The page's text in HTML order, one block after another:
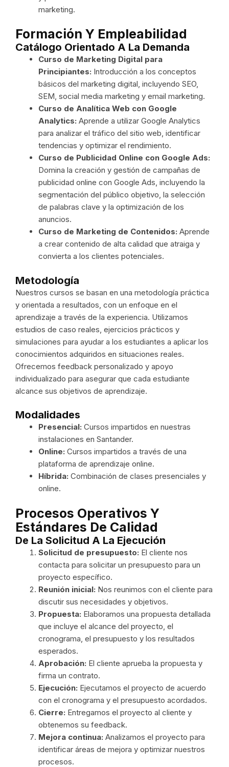
marketing.
Formación Y Empleabilidad
Catálogo Orientado A La Demanda
Curso de Marketing Digital para
Principiantes: Introducción a los conceptos
básicos del marketing digital, incluyendo SEO,
SEM, social media marketing y email marketing.
Curso de Analítica Web con Google
Analytics: Aprende a utilizar Google Analytics
para analizar el tráfico del sitio web, identificar
tendencias y optimizar el rendimiento.
Curso de Publicidad Online con Google Ads:
Domina la creación y gestión de campañas de
publicidad online con Google Ads, incluyendo la
segmentación del público objetivo, la selección
de palabras clave y la optimización de los
anuncios.
Curso de Marketing de Contenidos: Aprende
a crear contenido de alta calidad que atraiga y
convierta a los clientes potenciales.
Metodología
Nuestros cursos se basan en una metodología práctica
y orientada a resultados, con un enfoque en el
aprendizaje a través de la experiencia. Utilizamos
estudios de caso reales, ejercicios prácticos y
simulaciones para ayudar a los estudiantes a aplicar los
conocimientos adquiridos en situaciones reales.
Ofrecemos feedback personalizado y apoyo
individualizado para asegurar que cada estudiante
alcance sus objetivos de aprendizaje.
Modalidades
Presencial: Cursos impartidos en nuestras
instalaciones en Santander.
Online: Cursos impartidos a través de una
plataforma de aprendizaje online.
Híbrida: Combinación de clases presenciales y
online.
Procesos Operativos Y
Estándares De Calidad
De La Solicitud A La Ejecución
Solicitud de presupuesto: El cliente nos
contacta para solicitar un presupuesto para un
proyecto específico.
Reunión inicial: Nos reunimos con el cliente para
discutir sus necesidades y objetivos.
Propuesta: Elaboramos una propuesta detallada
que incluye el alcance del proyecto, el
cronograma, el presupuesto y los resultados
esperados.
Aprobación: El cliente aprueba la propuesta y
firma un contrato.
Ejecución: Ejecutamos el proyecto de acuerdo
con el cronograma y el presupuesto acordados.
Cierre: Entregamos el proyecto al cliente y
obtenemos su feedback.
Mejora continua: Analizamos el proyecto para
identificar áreas de mejora y optimizar nuestros
procesos.